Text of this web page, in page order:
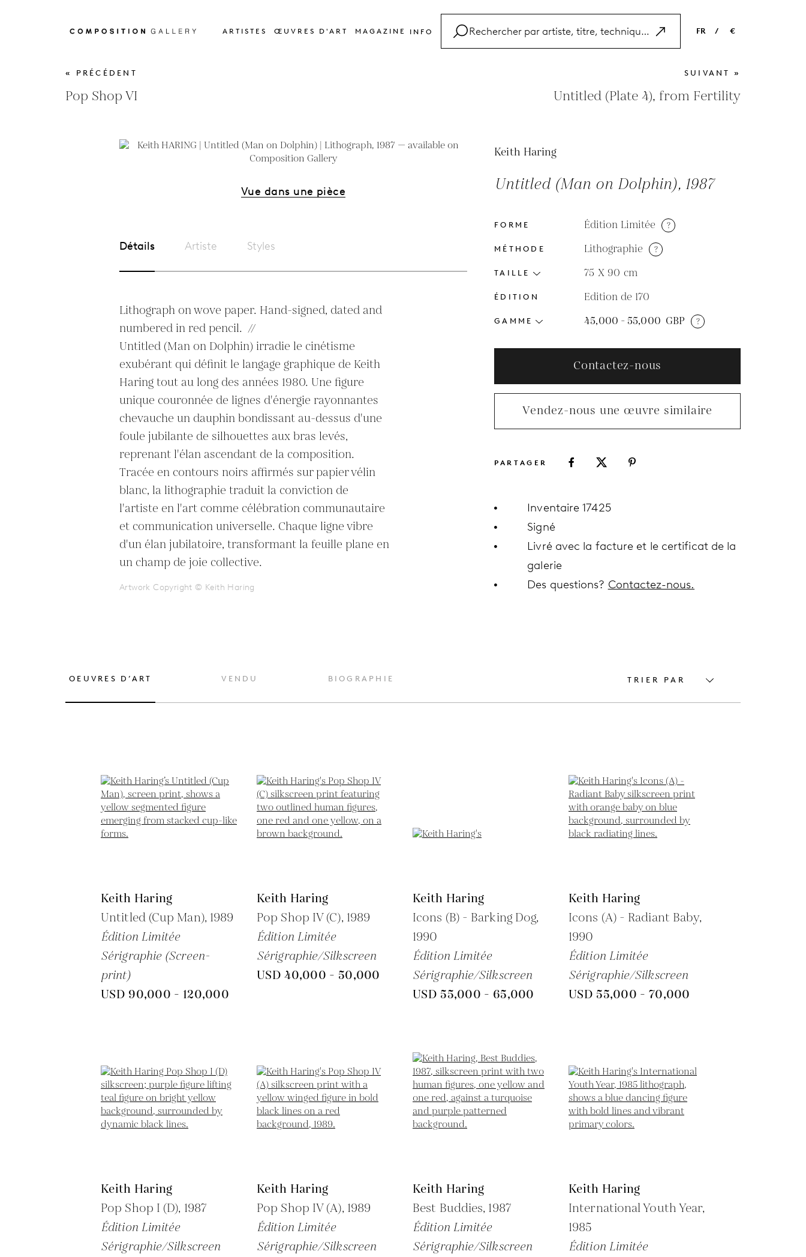
ARTISTES ŒUVRES D'ART MAGAZINE INFO FR
NL
ES
/ €
EUR
GBP
« PRÉCÉDENT
Pop Shop VI
SUIVANT »
Untitled (Plate 4), from Fertility
Vue dans une pièce
Détails Artiste Styles
Lithograph on wove paper. Hand-signed, dated and
numbered in red pencil.  //
Untitled (Man on Dolphin) irradie le cinétisme
exubérant qui définit le langage graphique de Keith
Haring tout au long des années 1980. Une figure
unique couronnée de lignes d'énergie rayonnantes
chevauche un dauphin bondissant au-dessus d'une
foule jubilante de silhouettes aux bras levés,
reprenant l'élan ascendant de la composition.
Tracée en contours noirs affirmés sur papier vélin
blanc, la lithographie traduit la conviction de
l'artiste en l'art comme célébration communautaire
et communication universelle. Chaque ligne vibre
d'un élan jubilatoire, transformant la feuille plane en
un champ de joie collective.
Artwork Copyright © Keith Haring
Keith Haring
Untitled (Man on Dolphin), 1987
FORME Édition Limitée ?
MÉTHODE Lithographie ?
TAILLE 75 X 90 cm
ÉDITION Edition de 170
GAMME 45,000 - 55,000 GBP ?
Contactez-nous
Vendez-nous une œuvre similaire
PARTAGER
Inventaire 17425
Signé
Livré avec la facture et le certificat de la
galerie
Des questions? Contactez-nous.
OEUVRES D’ART VENDU BIOGRAPHIE TRIER PAR
Keith Haring
Untitled (Cup Man), 1989
Édition Limitée
Sérigraphie (Screen-
print)
USD 90,000 - 120,000
Keith Haring
Pop Shop IV (C), 1989
Édition Limitée
Sérigraphie/Silkscreen
USD 40,000 - 50,000
Keith Haring
Icons (B) - Barking Dog,
1990
Édition Limitée
Sérigraphie/Silkscreen
USD 55,000 - 65,000
Keith Haring
Icons (A) - Radiant Baby,
1990
Édition Limitée
Sérigraphie/Silkscreen
USD 55,000 - 70,000
Keith Haring
Pop Shop I (D), 1987
Édition Limitée
Sérigraphie/Silkscreen
Keith Haring
Pop Shop IV (A), 1989
Édition Limitée
Sérigraphie/Silkscreen
Keith Haring
Best Buddies, 1987
Édition Limitée
Sérigraphie/Silkscreen
Keith Haring
International Youth Year,
1985
Édition Limitée